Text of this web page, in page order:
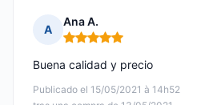
A
Ana A.
Nota: 5 de 5
Publicado el 15/05/2021 à 14h52
Buena calidad y precio